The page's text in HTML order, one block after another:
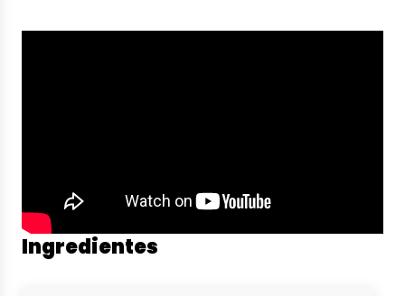
Ingredientes